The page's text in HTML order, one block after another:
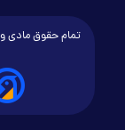
تمام حقوق مادی